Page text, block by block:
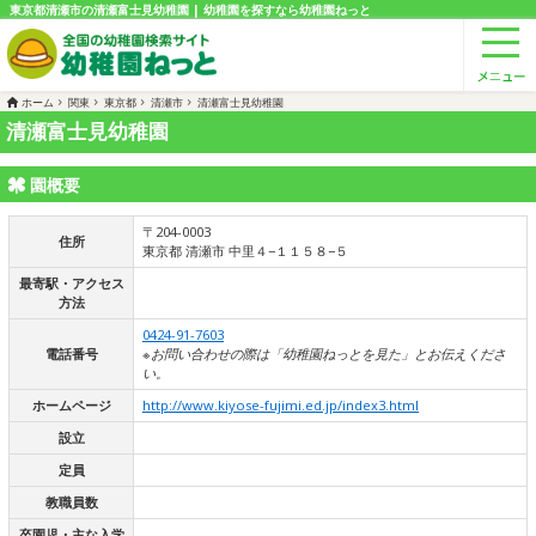
東京都清瀬市の清瀬富士見幼稚園 | 幼稚園を探すなら幼稚園ねっと
ホーム 関東 東京都 清瀬市 清瀬富士見幼稚園
清瀬富士見幼稚園
園概要
住所
〒204-0003
東京都 清瀬市 中里４−１１５８−５
最寄駅・アクセス
方法
電話番号
0424-91-7603
※お問い合わせの際は「幼稚園ねっとを見た」とお伝えくださ
い。
ホームページ
http://www.kiyose-fujimi.ed.jp/index3.html
設立
定員
教職員数